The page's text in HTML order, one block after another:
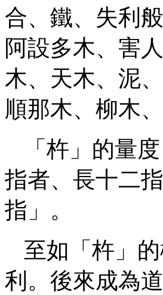
合、鐵、失利
阿設多木、害
木、天木、泥
順那木、柳木
「杵」的量
指者、長十二
指」。
至如「杵」
利。後來成為